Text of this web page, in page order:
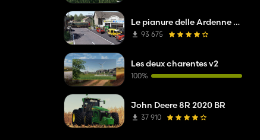
Le pianure delle Ardenne V2 TP Modifica
93 675
Les deux charentes v2
100%
John Deere 8R 2020 BR
37 910